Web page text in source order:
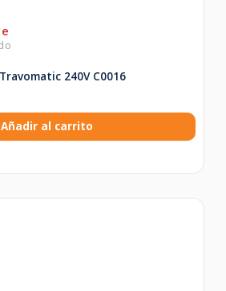
240V C0016
Añadir al carrito